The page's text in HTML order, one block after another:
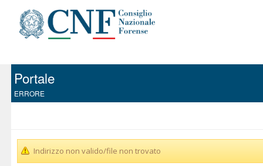
Portale
ERRORE
Indirizzo non valido/file non trovato